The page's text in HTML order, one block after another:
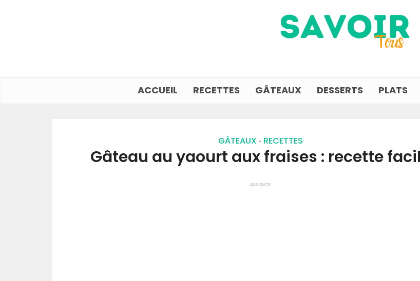
ACCUEIL RECETTES GÂTEAUX DESSERTS PLATS
GÂTEAUX • RECETTES
Gâteau au yaourt aux fraises : recette
ANNONCE